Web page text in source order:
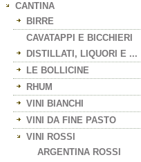
CANTINA
BIRRE
CAVATAPPI E BICCHIERI
DISTILLATI, LIQUORI E ...
LE BOLLICINE
RHUM
VINI BIANCHI
VINI DA FINE PASTO
VINI ROSSI
ARGENTINA ROSSI